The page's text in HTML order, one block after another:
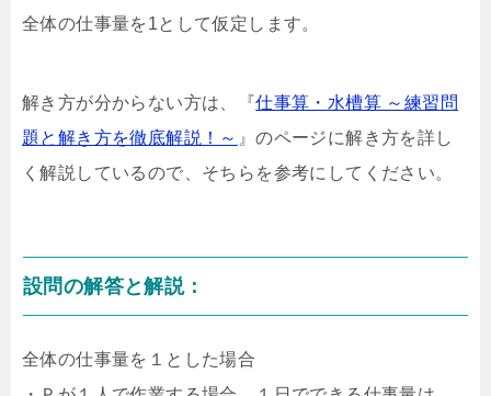
全体の仕事量を1として仮定します。
解き方が分からない方は、『仕事算・水槽算 ～練習問
題と解き方を徹底解説！～ 』のページに解き方を詳し
く解説しているので、そちらを参考にしてください。
設問の解答と解説：
全体の仕事量を１とした場合